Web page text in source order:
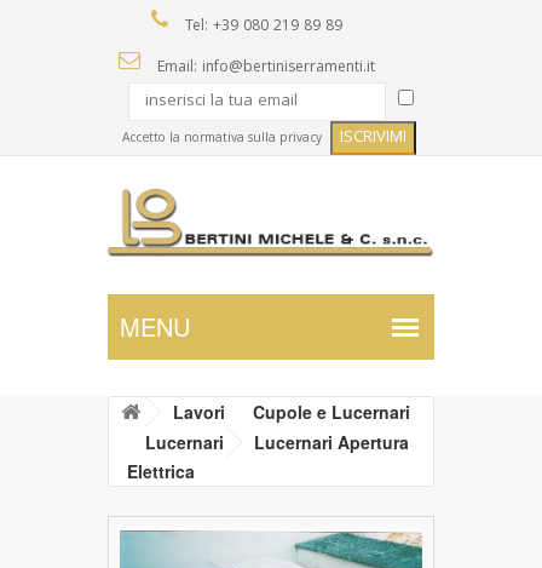
Tel: +39 080 219 89 89
Email: info@bertiniserramenti.it
Accetto la normativa sulla privacy
Lavori
Cupole e Lucernari
Lucernari
Lucernari Apertura
Elettrica